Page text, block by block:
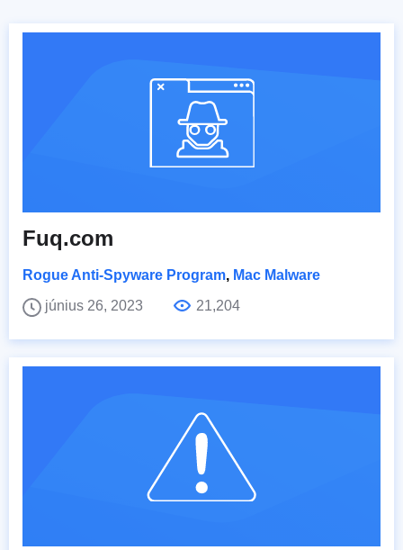
Fuq.com
Rogue Anti-Spyware Program, Mac Malware
június 26, 2023
21,204